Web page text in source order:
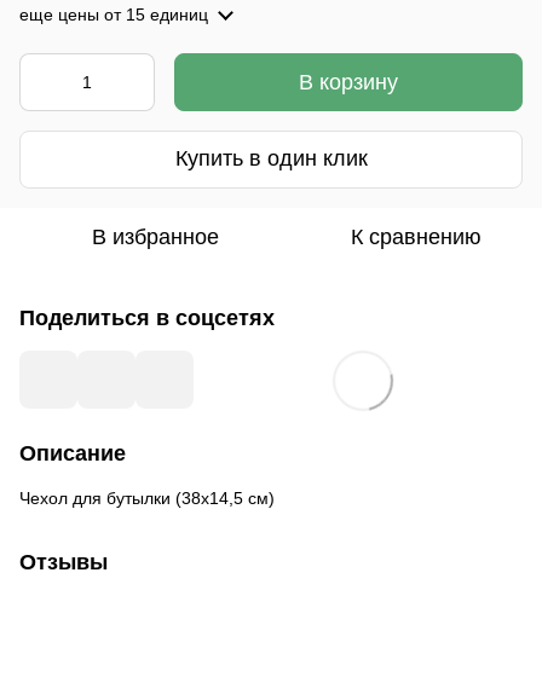
еще цены от 15 единиц
В корзину
Купить в один клик
В избранное К сравнению
Поделиться в соцсетях
Описание
Чехол для бутылки (38х14,5 см)
Отзывы